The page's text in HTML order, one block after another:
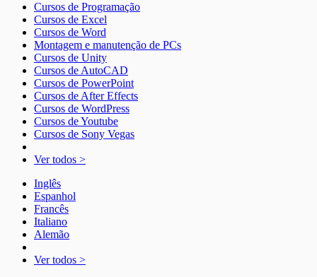
Cursos de Programação
Cursos de Excel
Cursos de Word
Montagem e manutenção de PCs
Cursos de Unity
Cursos de AutoCAD
Cursos de PowerPoint
Cursos de After Effects
Cursos de WordPress
Cursos de Youtube
Cursos de Sony Vegas
Ver todos >
Inglês
Espanhol
Francês
Italiano
Alemão
Ver todos >